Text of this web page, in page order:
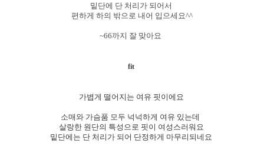
밑단에 단 처리가 되어서
편하게 하의 밖으로 내어 입으세요^^
~66까지 잘 맞아요
fit
가볍게 떨어지는 여유 핏이에요
소매와 가슴품 모두 넉넉하게 여유 있는데
살랑한 원단의 특성으로 핏이 여성스러워요
밑단에는 단 처리가 되어 단정하게 마무리되네요